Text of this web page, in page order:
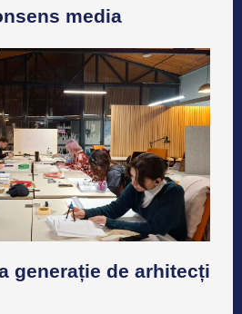
media
generație de arhitecți